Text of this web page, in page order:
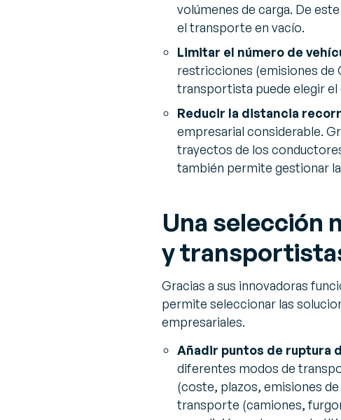
volúmenes de carga. De
el transporte en vacío.
Limitar el número de
restricciones (emisiones de
transportista puede elegir el
Reducir la distancia
empresarial considerable.
trayectos de los
también permite gestionar
Una selección
y
Gracias a sus innovadoras
permite seleccionar las
empresariales.
Añadir puntos de ruptura
diferentes modos de
(coste, plazos, emisiones
transporte (camiones,